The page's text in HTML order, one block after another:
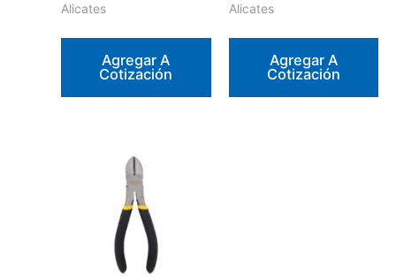
Alicates
Agregar A
Cotización
Alicates
Agregar A
Cotización